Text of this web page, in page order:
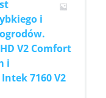
i
V2 Comfort
i
7160 V2